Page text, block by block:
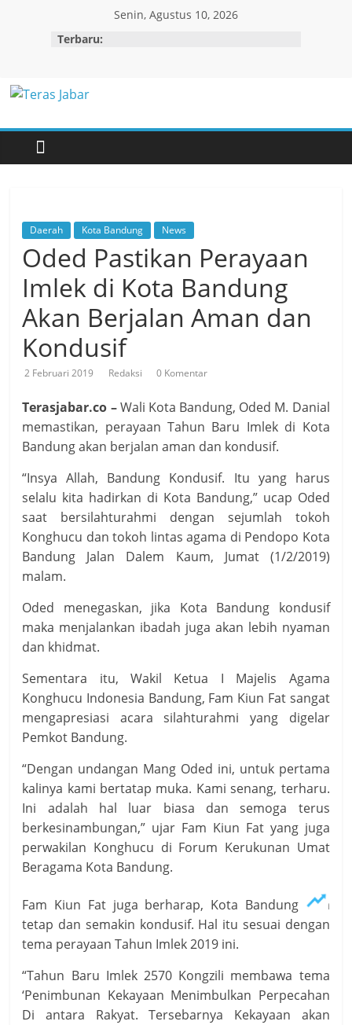
Senin, Agustus 10, 2026
Terbaru:
Teras
Jabar
Daerah Kota Bandung News
Oded Pastikan Perayaan
Imlek di Kota Bandung
Akan Berjalan Aman dan
Kondusif
2 Februari 2019 Redaksi 0 Komentar
Terasjabar.co –Wali Kota Bandung, Oded M. Danial
memastikan, perayaan Tahun Baru Imlek di Kota
Bandung akan berjalan aman dan kondusif.
“Insya Allah, Bandung Kondusif. Itu yang harus
selalu kita hadirkan di Kota Bandung,” ucap Oded
saat bersilahturahmi dengan sejumlah tokoh
Konghucu dan tokoh lintas agama di Pendopo Kota
Bandung Jalan Dalem Kaum, Jumat (1/2/2019)
malam.
Oded menegaskan, jika Kota Bandung kondusif
maka menjalankan ibadah juga akan lebih nyaman
dan khidmat.
Sementara itu, Wakil Ketua I Majelis Agama
Konghucu Indonesia Bandung, Fam Kiun Fat sangat
mengapresiasi acara silahturahmi yang digelar
Pemkot Bandung.
“Dengan undangan Mang Oded ini, untuk pertama
kalinya kami bertatap muka. Kami senang, terharu.
Ini adalah hal luar biasa dan semoga terus
berkesinambungan,” ujar Fam Kiun Fat yang juga
perwakilan Konghucu di Forum Kerukunan Umat
Beragama Kota Bandung.
Fam Kiun Fat juga berharap, Kota Bandung bisa
tetap dan semakin kondusif. Hal itu sesuai dengan
tema perayaan Tahun Imlek 2019 ini.
“Tahun Baru Imlek 2570 Kongzili membawa tema
‘Penimbunan Kekayaan Menimbulkan Perpecahan
Di antara Rakyat. Tersebarnya Kekayaan akan